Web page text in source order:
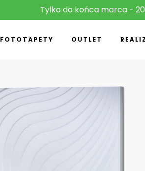
Tylko do końca marca -
FOTOTAPETY OUTLET